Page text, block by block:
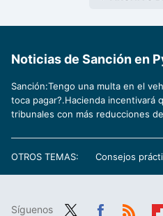
Noticias de Sanción en
Sanción:Tengo una multa en el
toca pagar?.Hacienda incentivará
tribunales con más reducciones
OTROS TEMAS: Consejos
Síguenos